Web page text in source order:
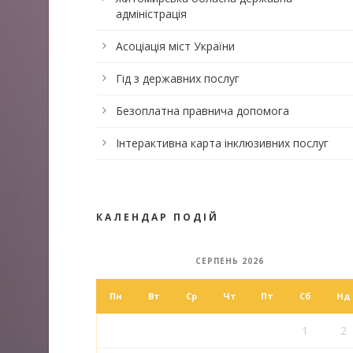
адміністрація
Асоціація міст України
Гід з державних послуг
Безоплатна правнича допомога
Інтерактивна карта інклюзивних послуг
КАЛЕНДАР ПОДІЙ
СЕРПЕНЬ 2026
Пн Вт Ср Чт Пт Сб Нд
1 2